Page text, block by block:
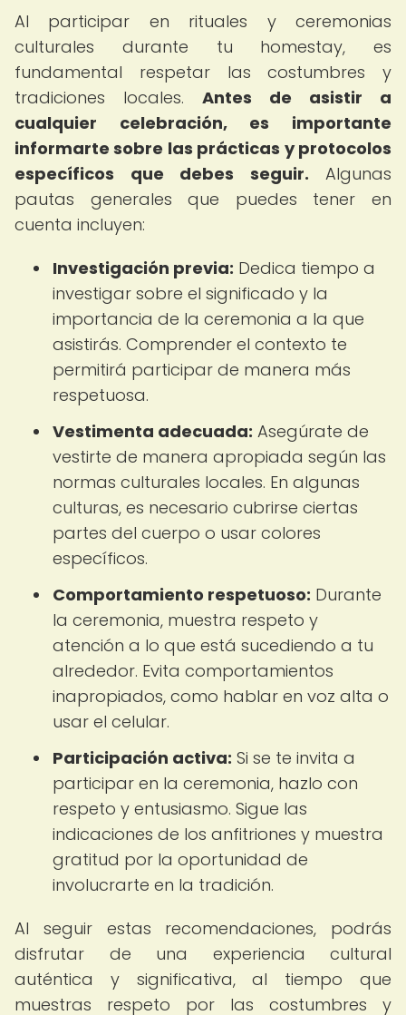
Al participar en rituales y ceremonias
culturales durante tu homestay, es
fundamental respetar las costumbres y
tradiciones locales. Antes de asistir a
cualquier celebración, es importante
informarte sobre las prácticas y protocolos
específicos que debes seguir. Algunas
pautas generales que puedes tener en
cuenta incluyen:
Investigación previa: Dedica tiempo a
investigar sobre el significado y la
importancia de la ceremonia a la que
asistirás. Comprender el contexto te
permitirá participar de manera más
respetuosa.
Vestimenta adecuada: Asegúrate de
vestirte de manera apropiada según las
normas culturales locales. En algunas
culturas, es necesario cubrirse ciertas
partes del cuerpo o usar colores
específicos.
Comportamiento respetuoso: Durante
la ceremonia, muestra respeto y
atención a lo que está sucediendo a tu
alrededor. Evita comportamientos
inapropiados, como hablar en voz alta o
usar el celular.
Participación activa: Si se te invita a
participar en la ceremonia, hazlo con
respeto y entusiasmo. Sigue las
indicaciones de los anfitriones y muestra
gratitud por la oportunidad de
involucrarte en la tradición.
Al seguir estas recomendaciones, podrás
disfrutar de una experiencia cultural
auténtica y significativa, al tiempo que
muestras respeto por las costumbres y